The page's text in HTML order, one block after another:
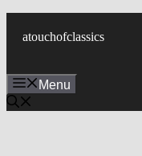
건
너
atouchofclassics
Menu